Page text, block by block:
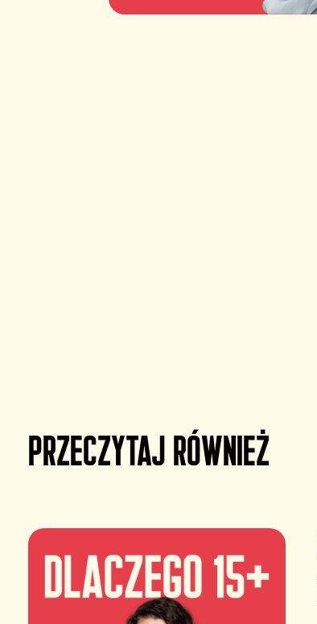
Przeczytaj również